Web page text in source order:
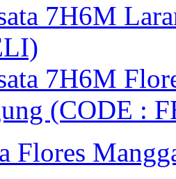
7H6M
7H6M
(CODE :
Flores